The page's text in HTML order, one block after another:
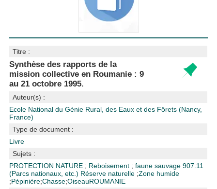
Titre :
Synthèse des rapports de la
mission collective en Roumanie : 9
au 21 octobre 1995.
Auteur(s) :
Ecole National du Génie Rural, des Eaux et des Fôrets (Nancy,
France)
Type de document :
Livre
Sujets :
PROTECTION NATURE ; Reboisement ;faune sauvage907.11
(Parcs nationaux, etc.) Réserve naturelle ;Zone humide
;Pépinière;Chasse;OiseauROUMANIE